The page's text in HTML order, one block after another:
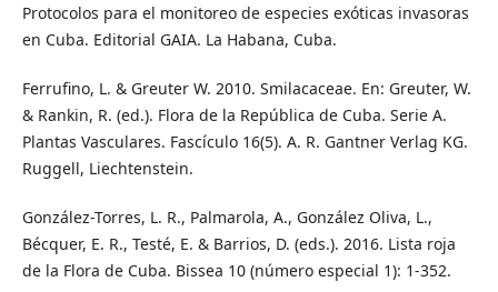
Protocolos para el monitoreo de especies exóticas invasoras
en Cuba. Editorial GAIA. La Habana, Cuba.
Ferrufino, L. & Greuter W. 2010. Smilacaceae. En: Greuter, W.
& Rankin, R. (ed.). Flora de la República de Cuba. Serie A.
Plantas Vasculares. Fascículo 16(5). A. R. Gantner Verlag KG.
Ruggell, Liechtenstein.
González-Torres, L. R., Palmarola, A., González Oliva, L.,
Bécquer, E. R., Testé, E. & Barrios, D. (eds.). 2016. Lista roja
de la Flora de Cuba. Bissea 10 (número especial 1): 1-352.